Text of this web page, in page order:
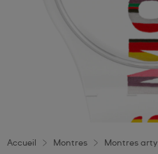
Accueil Montres Montres arty